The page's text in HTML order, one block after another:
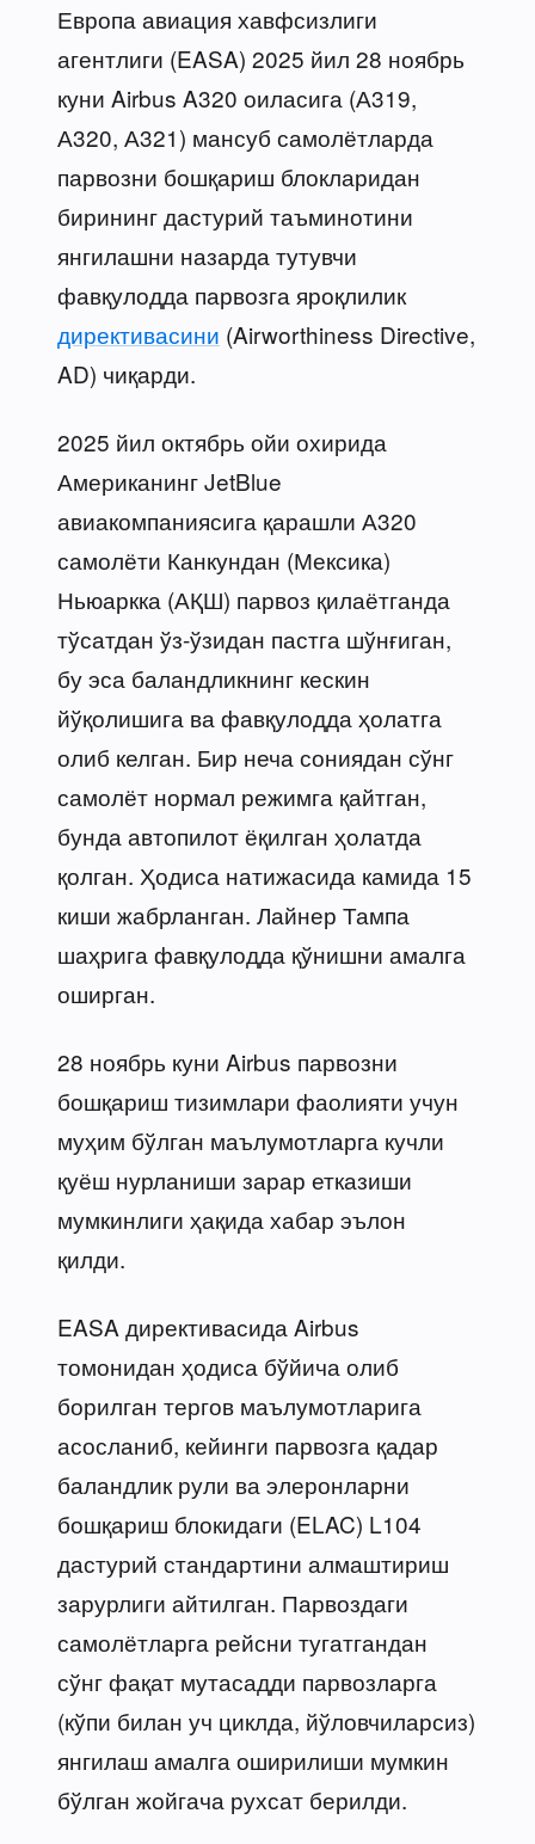
Европа авиация хавфсизлиги
агентлиги (EASA) 2025 йил 28 ноябрь
куни Airbus A320 оиласига (А319,
А320, А321) мансуб самолётларда
парвозни бошқариш блокларидан
бирининг дастурий таъминотини
янгилашни назарда тутувчи
фавқулодда парвозга яроқлилик
директивасини (Airworthiness Directive,
AD) чиқарди.
2025 йил октябрь ойи охирида
Американинг JetBlue
авиакомпаниясига қарашли А320
самолёти Канкундан (Мексика)
Ньюаркка (АҚШ) парвоз қилаётганда
тўсатдан ўз-ўзидан пастга шўнғиган,
бу эса баландликнинг кескин
йўқолишига ва фавқулодда ҳолатга
олиб келган. Бир неча сониядан сўнг
самолёт нормал режимга қайтган,
бунда автопилот ёқилган ҳолатда
қолган. Ҳодиса натижасида камида 15
киши жабрланган. Лайнер Тампа
шаҳрига фавқулодда қўнишни амалга
оширган.
28 ноябрь куни Airbus парвозни
бошқариш тизимлари фаолияти учун
муҳим бўлган маълумотларга кучли
қуёш нурланиши зарар етказиши
мумкинлиги ҳақида хабар эълон
қилди.
EASA директивасида Airbus
томонидан ҳодиса бўйича олиб
борилган тергов маълумотларига
асосланиб, кейинги парвозга қадар
баландлик рули ва элеронларни
бошқариш блокидаги (ELAC) L104
дастурий стандартини алмаштириш
зарурлиги айтилган. Парвоздаги
самолётларга рейсни тугатгандан
сўнг фақат мутасадди парвозларга
(кўпи билан уч циклда, йўловчиларсиз)
янгилаш амалга оширилиши мумкин
бўлган жойгача рухсат берилди.